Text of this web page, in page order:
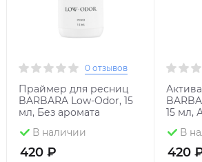
0 отзывов
Праймер для ресниц
BARBARA Low-Odor, 15
мл, Без аромата
В наличии
420 ₽
15 мл,
В
420